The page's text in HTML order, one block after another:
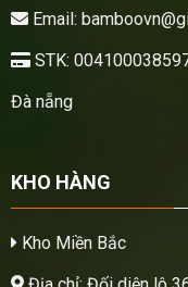
Email:
STK:
Đà nẵng
KHO HÀNG
Kho Miền Bắc